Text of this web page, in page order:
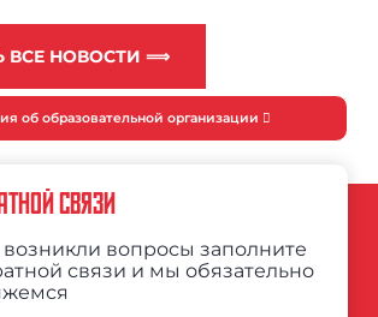
ВСЕ НОВОСТИ ⟹
об образовательной организации
СВЯЗИ
возникли вопросы заполните
связи и мы обязательно